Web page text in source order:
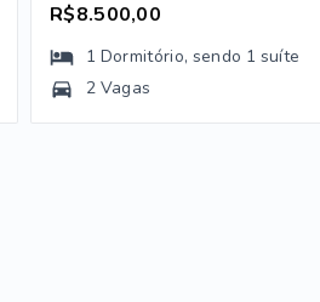
R$8.500,00
1 Dormitório, sendo 1 suíte
2 Vagas